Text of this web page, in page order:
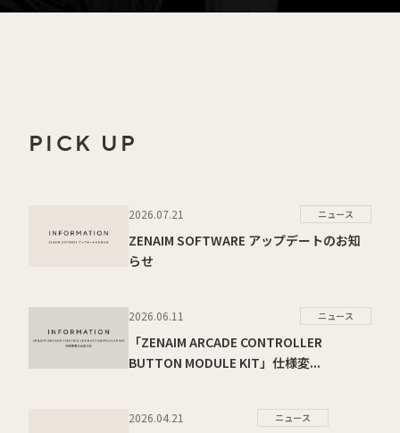
PICK UP
2026.07.21 ニュース
ZENAIM SOFTWARE アップデートのお知
らせ
2026.06.11 ニュース
「ZENAIM ARCADE CONTROLLER
BUTTON MODULE KIT」仕様変...
2026.04.21 ニュース